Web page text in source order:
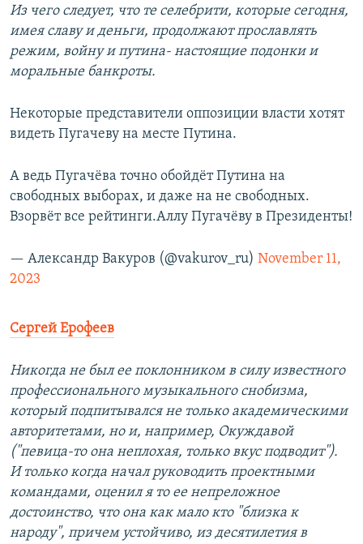
Из чего следует, что те селебрити, которые сегодня,
имея славу и деньги, продолжают прославлять
режим, войну и путина- настоящие подонки и
моральные банкроты.
Некоторые представители оппозиции власти хотят
видеть Пугачеву на месте Путина.
А ведь Пугачёва точно обойдёт Путина на
свободных выборах, и даже на не свободных.
Взорвёт все рейтинги.Аллу Пугачёву в Президенты!
— Александр Вакуров (@vakurov_ru) November 11,
2023
Сергей Ерофеев
Никогда не был ее поклонником в силу известного
профессионального музыкального снобизма,
который подпитывался не только академическими
авторитетами, но и, например, Окуждавой
("певица-то она неплохая, только вкус подводит").
И только когда начал руководить проектными
командами, оценил я то ее непреложное
достоинство, что она как мало кто "близка к
народу", причем устойчиво, из десятилетия в